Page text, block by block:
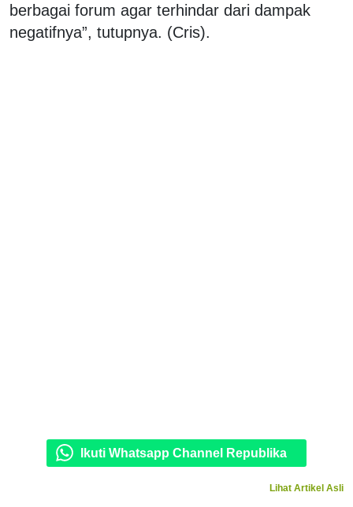
berbagai forum agar terhindar dari dampak
negatifnya”, tutupnya. (Cris).
Ikuti Whatsapp Channel Republika
Lihat Artikel Asli